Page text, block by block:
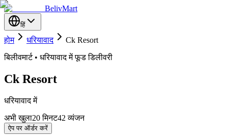
BelivMart
हिं
होम धरियावाद
Ck Resort
बिलीवमार्ट • धरियावाद में फूड डिलीवरी
Ck Resort
धरियावाद में
अभी खुला20 मिनट42 व्यंजन
ऐप पर ऑर्डर करें